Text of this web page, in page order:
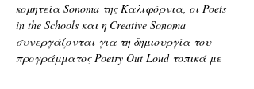
κομητεία Sonoma της Καλιφόρνια, οι Poets
in the Schools και η Creative Sonoma
συνεργάζονται για τη δημιουργία του
προγράμματος Poetry Out Loud τοπικά με